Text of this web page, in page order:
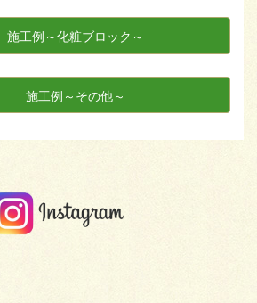
施工例～化粧ブロック～
施工例～その他～